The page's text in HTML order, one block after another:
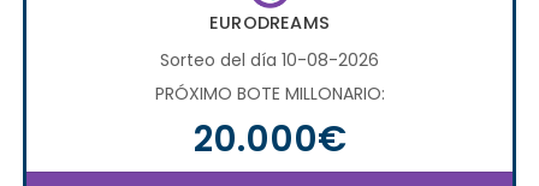
EURODREAMS
Sorteo del día 10-08-2026
PRÓXIMO BOTE MILLONARIO:
20.000€